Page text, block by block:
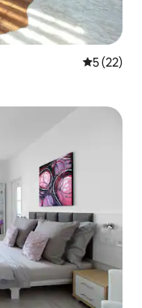
평점 5점
5 (22)